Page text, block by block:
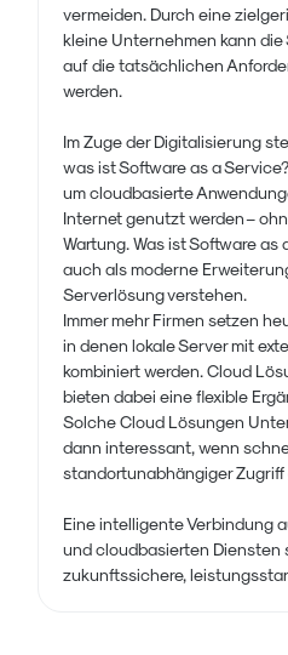
vermeiden. Durch eine
kleine Unternehmen kann
auf die tatsächlichen
werden.
Im Zuge der Digitalisierung
was ist Software as a
um cloudbasierte
Internet genutzt werden –
Wartung. Was ist Software
auch als moderne
Serverlösung verstehen.
Immer mehr Firmen setzen
in denen lokale Server mit
kombiniert werden. Cloud
bieten dabei eine flexible
Solche Cloud Lösungen
dann interessant, wenn
standortunabhängiger
Eine intelligente Verbindung
und cloudbasierten Diensten
zukunftssichere,